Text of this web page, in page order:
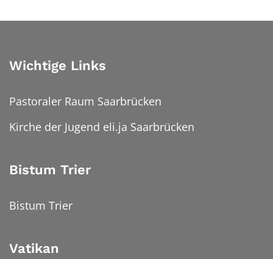
Wichtige Links
Pastoraler Raum Saarbrücken
Kirche der Jugend eli.ja Saarbrücken
Bistum Trier
Bistum Trier
Vatikan